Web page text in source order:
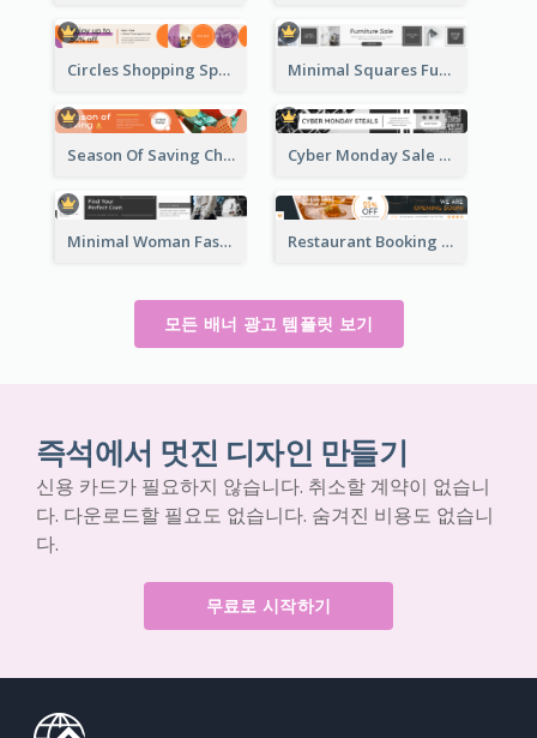
Circles Shopping Special Sale Leaderboard Minimal Squares Furniture Sale Leaderboard
Season Of Saving Christmas Leaderboard Cyber Monday Sale Announcement Leaderboard
Minimal Woman Fashion Promotion Leaderboard Restaurant Booking And Opening Leaderboard
모든 배너 광고 템플릿 보기
즉석에서 멋진 디자인 만들기
신용 카드가 필요하지 않습니다. 취소할 계약이 없습니
다. 다운로드할 필요도 없습니다. 숨겨진 비용도 없습니
다.
무료로 시작하기